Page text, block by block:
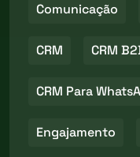
Comunicação
CRM CRM
CRM Para
Engajamento